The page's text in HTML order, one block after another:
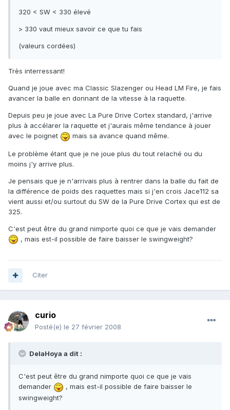
320 < SW < 330 élevé
> 330 vaut mieux savoir ce que tu fais
(valeurs cordées)
Très interressant!
Quand je joue avec ma Classic Slazenger ou Head LM Fire, je fais
avancer la balle en donnant de la vitesse à la raquette.
Depuis peu je joue avec La Pure Drive Cortex standard, j'arrive
plus à accélarer la raquette et j'aurais même tendance à jouer
avec le poignet
mais sa avance quand même.
Le problème étant que je ne joue plus du tout relaché ou du
moins j'y arrive plus.
Je pensais que je n'arrivais plus à rentrer dans la balle du fait de
la différence de poids des raquettes mais si j'en crois Jace112 sa
vient aussi et/ou surtout du SW de la Pure Drive Cortex qui est de
325.
C'est peut être du grand nimporte quoi ce que je vais demander
, mais est-il possible de faire baisser le swingweight?
Citer
curio
Posté(e) le 27 février 2008
DelaHoya a dit :
C'est peut être du grand nimporte quoi ce que je vais
demander
, mais est-il possible de faire baisser le
swingweight?